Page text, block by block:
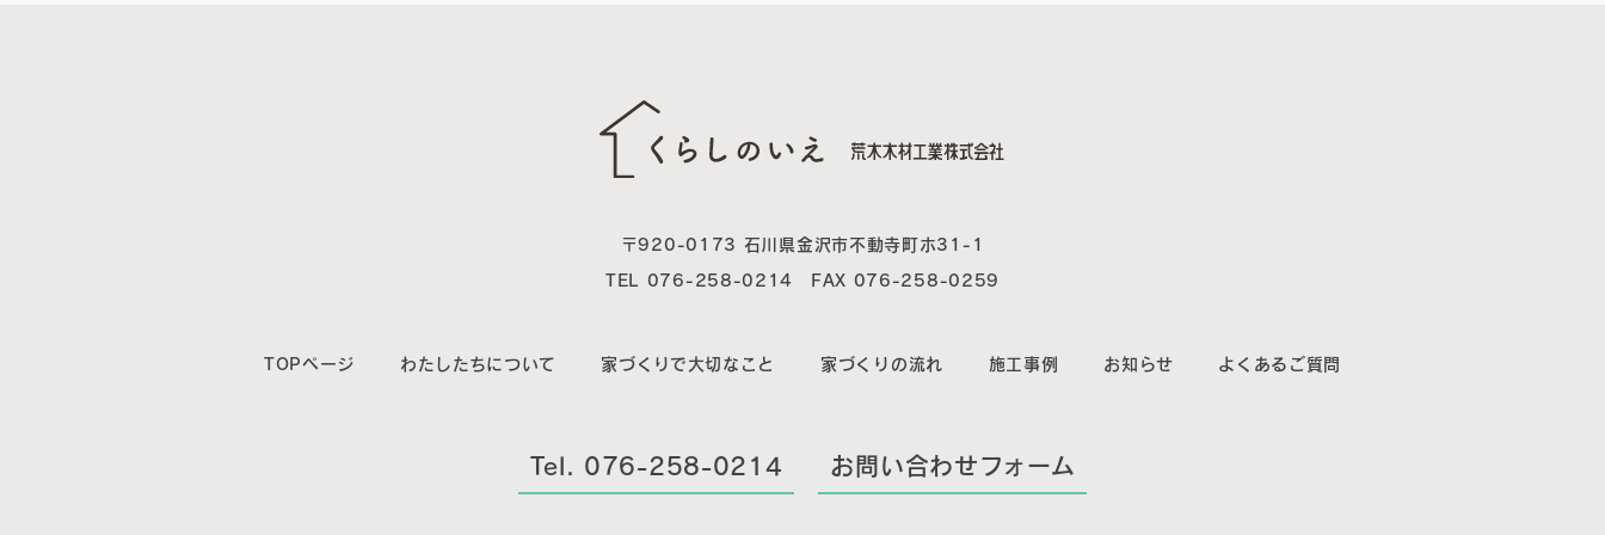
〒920-0173 石川県金沢市不動寺町ホ31-1
TEL 076-258-0214 FAX 076-258-0259
TOPページ わたしたちについて 家づくりで大切なこと 家づくりの流れ 施工事例 お知らせ よくあるご質問
Tel. 076-258-0214 お問い合わせフォーム